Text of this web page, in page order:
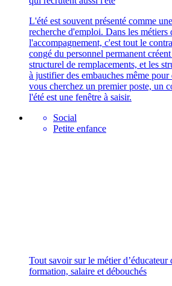
L'été est souvent présenté comme
recherche d'emploi. Dans les métiers
l'accompagnement, c'est tout le
congé du personnel permanent
structurel de remplacements, et les
à justifier des embauches même pour
vous cherchez un premier poste, un
l'été est une fenêtre à saisir.
Social
Petite enfance
Tout savoir sur le métier d’éducateur
formation, salaire et débouchés